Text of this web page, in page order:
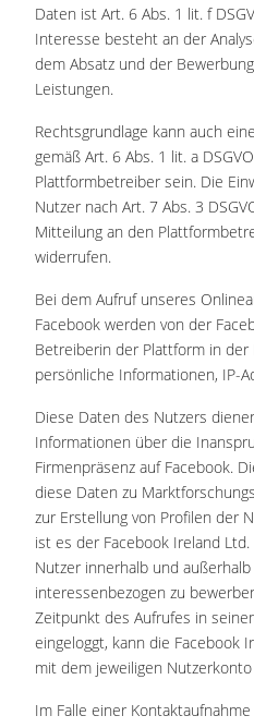
Daten ist Art. 6 Abs. 1 lit. f
Interesse besteht an der
dem Absatz und der
Leistungen.
Rechtsgrundlage kann auch
gemäß Art. 6 Abs. 1 lit. a
Plattformbetreiber sein. Die
Nutzer nach Art. 7 Abs. 3
Mitteilung an den
widerrufen.
Bei dem Aufruf unseres
Facebook werden von der
Betreiberin der Plattform in der
persönliche Informationen, IP-
Diese Daten des Nutzers
Informationen über die
Firmenpräsenz auf Facebook.
diese Daten zu
zur Erstellung von Profilen der
ist es der Facebook Ireland
Nutzer innerhalb und
interessenbezogen zu
Zeitpunkt des Aufrufes in
eingeloggt, kann die Facebook
mit dem jeweiligen
Im Falle einer